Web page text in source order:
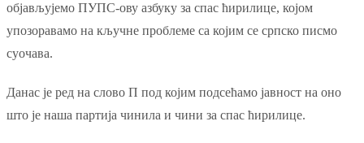
објављујемо ПУПС-ову азбуку за спас ћирилице, којом
упозоравамо на кључне проблеме са којим се српско писмо
суочава.
Данас је ред на слово П под којим подсећамо јавност на оно
што је наша партија чинила и чини за спас ћирилице.